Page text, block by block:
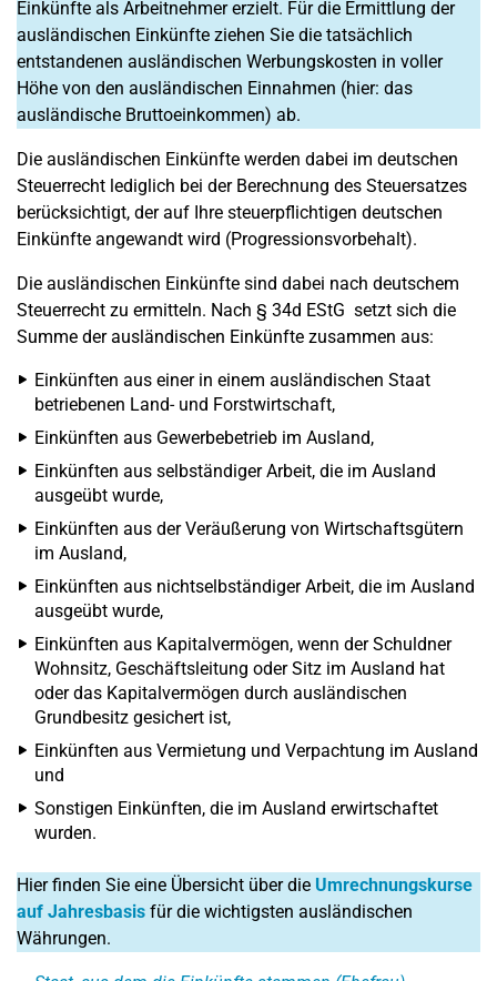
Einkünfte als Arbeitnehmer erzielt. Für die Ermittlung der
ausländischen Einkünfte ziehen Sie die tatsächlich
entstandenen ausländischen Werbungskosten in voller
Höhe von den ausländischen Einnahmen (hier: das
ausländische Bruttoeinkommen) ab.
Die ausländischen Einkünfte werden dabei im deutschen
Steuerrecht lediglich bei der Berechnung des Steuersatzes
berücksichtigt, der auf Ihre steuerpflichtigen deutschen
Einkünfte angewandt wird (Progressionsvorbehalt).
Die ausländischen Einkünfte sind dabei nach deutschem
Steuerrecht zu ermitteln. Nach § 34d EStG setzt sich die
Summe der ausländischen Einkünfte zusammen aus:
Einkünften aus einer in einem ausländischen Staat
betriebenen Land- und Forstwirtschaft,
Einkünften aus Gewerbebetrieb im Ausland,
Einkünften aus selbständiger Arbeit, die im Ausland
ausgeübt wurde,
Einkünften aus der Veräußerung von Wirtschaftsgütern
im Ausland,
Einkünften aus nichtselbständiger Arbeit, die im Ausland
ausgeübt wurde,
Einkünften aus Kapitalvermögen, wenn der Schuldner
Wohnsitz, Geschäftsleitung oder Sitz im Ausland hat
oder das Kapitalvermögen durch ausländischen
Grundbesitz gesichert ist,
Einkünften aus Vermietung und Verpachtung im Ausland
und
Sonstigen Einkünften, die im Ausland erwirtschaftet
wurden.
Hier finden Sie eine Übersicht über die Umrechnungskurse
auf Jahresbasis für die wichtigsten ausländischen
Währungen.